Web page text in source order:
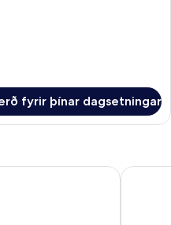
fyrir þínar dagsetningar
YOTEL